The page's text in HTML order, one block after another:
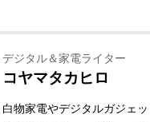
デジタル＆家電ライター
コヤマタカヒロ
白物家電やデジタルガジェ